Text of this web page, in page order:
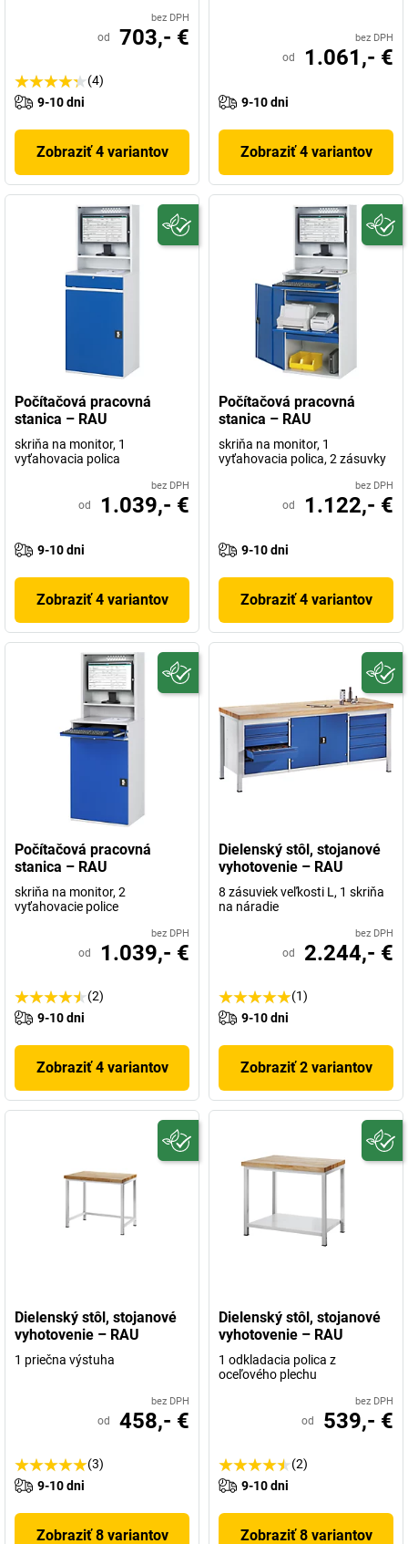
bez DPH
od 703,- €
(4)
9-10 dni
Zobraziť 4 variantov
bez DPH
od 1.061,- €
9-10 dni
Zobraziť 4 variantov
Počítačová pracovná
stanica – RAU
skriňa na monitor, 1
vyťahovacia polica
bez DPH
od 1.039,- €
9-10 dni
Zobraziť 4 variantov
Počítačová pracovná
stanica – RAU
skriňa na monitor, 1
vyťahovacia polica, 2 zásuvky
bez DPH
od 1.122,- €
9-10 dni
Zobraziť 4 variantov
Počítačová pracovná
stanica – RAU
skriňa na monitor, 2
vyťahovacie police
bez DPH
od 1.039,- €
(2)
9-10 dni
Zobraziť 4 variantov
Dielenský stôl, stojanové
vyhotovenie – RAU
8 zásuviek veľkosti L, 1 skriňa
na náradie
bez DPH
od 2.244,- €
(1)
9-10 dni
Zobraziť 2 variantov
Dielenský stôl, stojanové
vyhotovenie – RAU
1 priečna výstuha
bez DPH
od 458,- €
(3)
9-10 dni
Zobraziť 8 variantov
Dielenský stôl, stojanové
vyhotovenie – RAU
1 odkladacia polica z
oceľového plechu
bez DPH
od 539,- €
(2)
9-10 dni
Zobraziť 8 variantov